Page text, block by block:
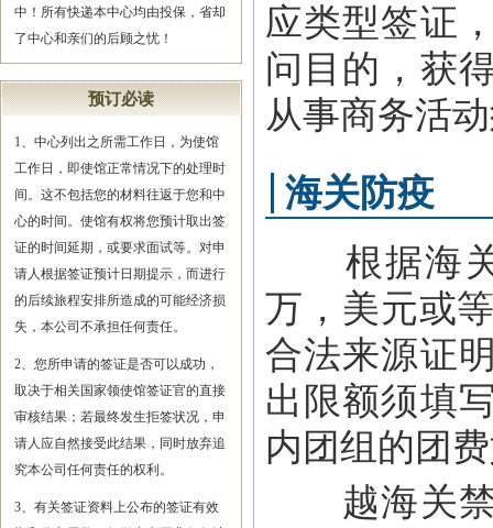
中！所有快递本中心均由投保，省却
了中心和亲们的后顾之忧！
预订必读
1、中心列出之所需工作日，为使馆
工作日，即使馆正常情况下的处理时
间。这不包括您的材料往返于您和中
心的时间。使馆有权将您预计取出签
证的时间延期，或要求面试等。对申
请人根据签证预计日期提示，而进行
的后续旅程安排所造成的可能经济损
失，本公司不承担任何责任。
2、您所申请的签证是否可以成功，
取决于相关国家领使馆签证官的直接
审核结果；若最终发生拒签状况，申
请人应自然接受此结果，同时放弃追
究本公司任何责任的权利。
3、有关签证资料上公布的签证有效
应类型签证
问目的，获
从事商务活
海关防疫
根据海关
万，美元或
合法来源证
出限额须填
内团组的团
越海关禁